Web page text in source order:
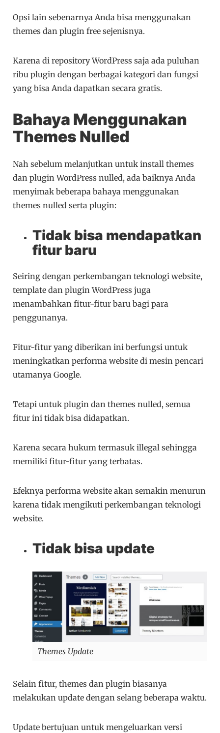
Opsi lain sebenarnya Anda bisa menggunakan
themes dan plugin free sejenisnya.
Karena di repository WordPress saja ada puluhan
ribu plugin dengan berbagai kategori dan fungsi
yang bisa Anda dapatkan secara gratis.
Bahaya Menggunakan
Themes Nulled
Nah sebelum melanjutkan untuk install themes
dan plugin WordPress nulled, ada baiknya Anda
menyimak beberapa bahaya menggunakan
themes nulled serta plugin:
Tidak bisa mendapatkan
fitur baru
Seiring dengan perkembangan teknologi website,
template dan plugin WordPress juga
menambahkan fitur-fitur baru bagi para
penggunanya.
Fitur-fitur yang diberikan ini berfungsi untuk
meningkatkan performa website di mesin pencari
utamanya Google.
Tetapi untuk plugin dan themes nulled, semua
fitur ini tidak bisa didapatkan.
Karena secara hukum termasuk illegal sehingga
memiliki fitur-fitur yang terbatas.
Efeknya performa website akan semakin menurun
karena tidak mengikuti perkembangan teknologi
website.
Tidak bisa update
Themes Update
Selain fitur, themes dan plugin biasanya
melakukan update dengan selang beberapa waktu.
Update bertujuan untuk mengeluarkan versi